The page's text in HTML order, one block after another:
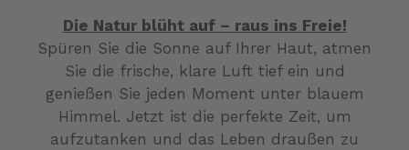
Die Natur blüht auf – raus ins Freie!
Spüren Sie die Sonne auf Ihrer Haut, atmen
Sie die frische, klare Luft tief ein und
genießen Sie jeden Moment unter blauem
Himmel. Jetzt ist die perfekte Zeit, um
aufzutanken und das Leben draußen zu